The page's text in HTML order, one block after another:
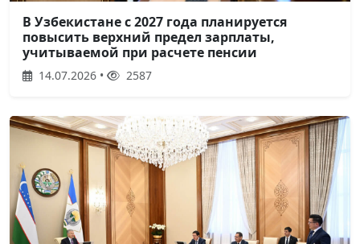
В Узбекистане с 2027 года планируется
повысить верхний предел зарплаты,
учитываемой при расчете пенсии
14.07.2026 • 2587